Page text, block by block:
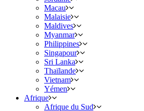
Macau
Malaisie
Maldives
Myanmar
Philippines
Singapour
Sri Lanka
Thaïlande
Vietnam
Yémen
Afrique
Afrique du Sud